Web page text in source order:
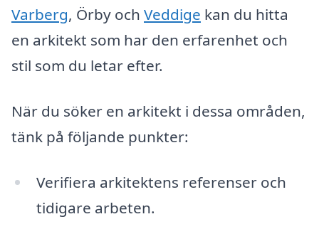
Varberg, Örby och Veddige kan du hitta
en arkitekt som har den erfarenhet och
stil som du letar efter.
När du söker en arkitekt i dessa områden,
tänk på följande punkter:
Verifiera arkitektens referenser och
tidigare arbeten.